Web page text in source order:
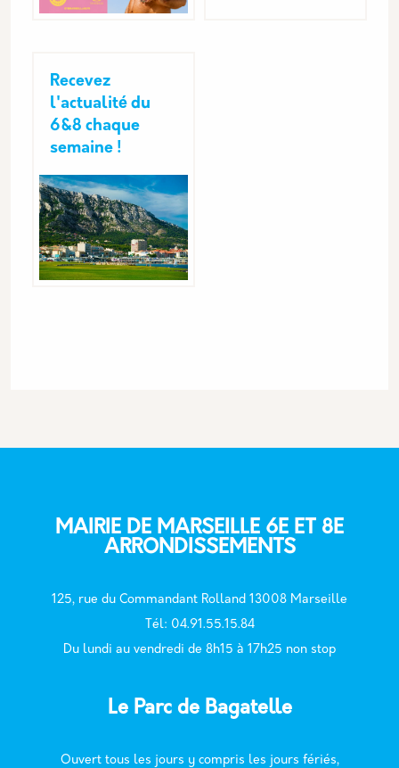
Recevez
l'actualité du
6&8 chaque
semaine !
MAIRIE DE MARSEILLE 6E ET 8E
ARRONDISSEMENTS
125, rue du Commandant Rolland 13008 Marseille
Tél: 04.91.55.15.84
Du lundi au vendredi de 8h15 à 17h25 non stop
Le Parc de Bagatelle
Ouvert tous les jours y compris les jours fériés,